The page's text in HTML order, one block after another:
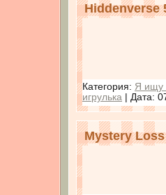
Hiddenverse
Категория: Я ищу
игрулька | Дата:
Mystery